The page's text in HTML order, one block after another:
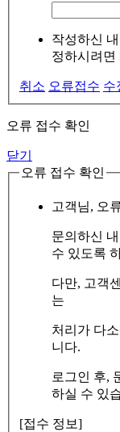
작성하신
정하시려면
취소 오류접수 수
오류 접수 확인
닫기
오류 접수 확인
고객님, 오
문의하신
수 있도록
다만, 고객
는
처리가 다
니다.
로그인 후,
하실 수 있
[접수 정보]